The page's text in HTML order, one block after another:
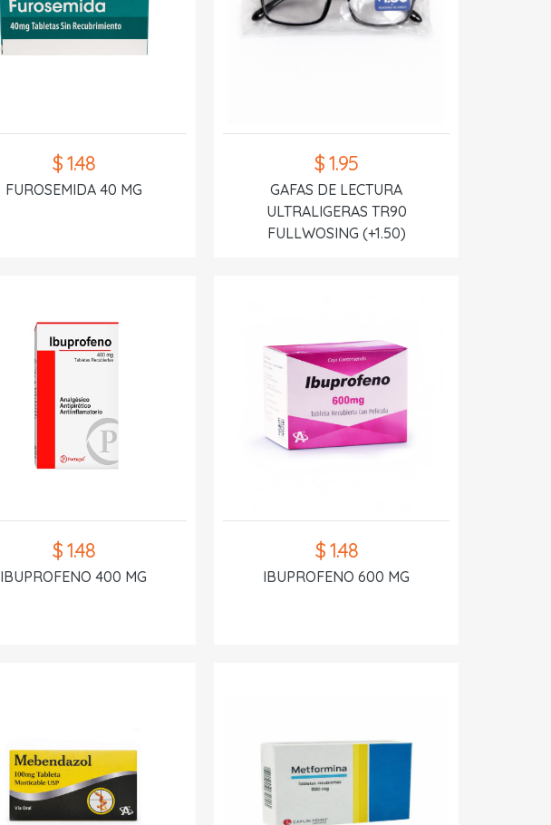
$ 1.48
FUROSEMIDA 40 MG
$ 1.95
GAFAS DE LECTURA
ULTRALIGERAS TR90
FULLWOSING (+1.50)
$ 1.48
IBUPROFENO 400 MG
$ 1.48
IBUPROFENO 600 MG